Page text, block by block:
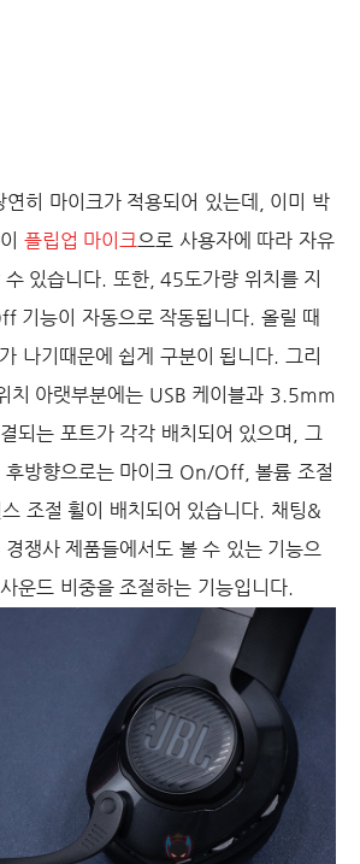
히 마이크가 적용되어 있는데, 이미 박
플립업 마이크으로 사용자에 따라 자유
있습니다. 또한, 45도가량 위치를 지
기능이 자동으로 작동됩니다. 올릴 때
나기때문에 쉽게 구분이 됩니다. 그리
치 아랫부분에는 USB 케이블과 3.5mm
되는 포트가 각각 배치되어 있으며, 그
후방향으로는 마이크 On/Off, 볼륨 조절
조절 휠이 배치되어 있습니다. 채팅&
쟁사 제품들에서도 볼 수 있는 기능으
운드 비중을 조절하는 기능입니다.